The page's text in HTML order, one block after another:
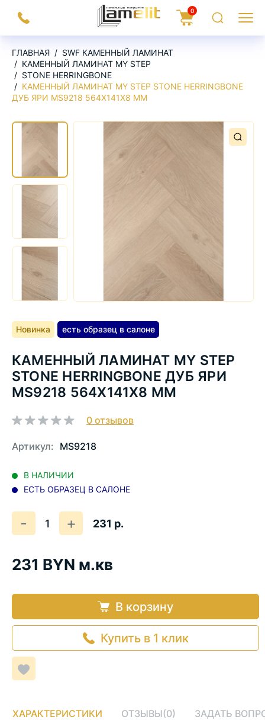
Заказать
звонок
На
Корзина
0
ПоискМеню
ГЛАВНАЯ
SWF КАМЕННЫЙ ЛАМИНАТ
КАМЕННЫЙ ЛАМИНАТ MY STEP
STONE HERRINGBONE
КАМЕННЫЙ ЛАМИНАТ MY STEP STONE HERRINGBONE
ДУБ ЯРИ MS9218 564Х141Х8 ММ
Новинка есть образец в салоне
КАМЕННЫЙ ЛАМИНАТ MY STEP
STONE HERRINGBONE ДУБ ЯРИ
MS9218 564Х141Х8 ММ
0 отзывов
Артикул: MS9218
В НАЛИЧИИ
ЕСТЬ ОБРАЗЕЦ В САЛОНЕ
- Уменьшить
на
Количество
+ Увеличить
на
231 р.
231 BYN м.кв
В корзину
Купить в 1 клик
Добавить
в
желаемого
ХАРАКТЕРИСТИКИ ОТЗЫВЫ(0) ЗАДАТЬ